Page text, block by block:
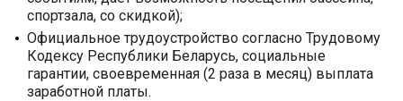
спортзала, со скидкой);
Официальное трудоустройство согласно Трудовому
Кодексу Республики Беларусь, социальные
гарантии, своевременная (2 раза в месяц) выплата
заработной платы.